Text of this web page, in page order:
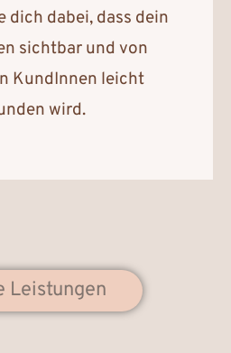
dich dabei, dass dein
sichtbar und von
KundInnen leicht
wird.
Leistungen